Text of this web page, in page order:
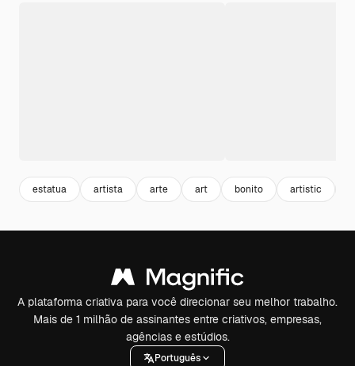
estatua artista arte art bonito artistic
A plataforma criativa para você direcionar seu melhor trabalho.
Mais de 1 milhão de assinantes entre criativos, empresas,
agências e estúdios.
Português